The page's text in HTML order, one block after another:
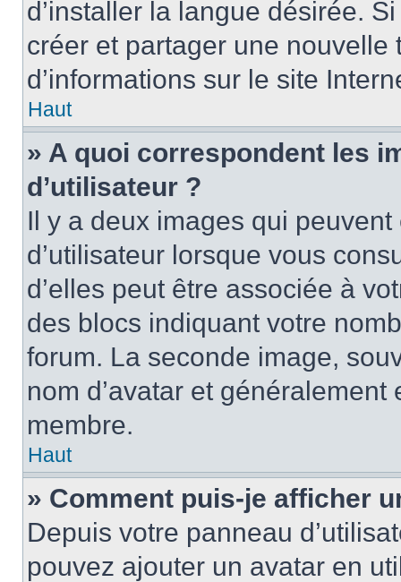
d’installer la langue désirée.
créer et partager une
d’informations sur le site
Haut
» A quoi correspondent les
d’utilisateur ?
Il y a deux images qui
d’utilisateur lorsque vous
d’elles peut être associée à
des blocs indiquant votre
forum. La seconde image,
nom d’avatar et
membre.
Haut
» Comment puis-je afficher
Depuis votre panneau
pouvez ajouter un avatar en